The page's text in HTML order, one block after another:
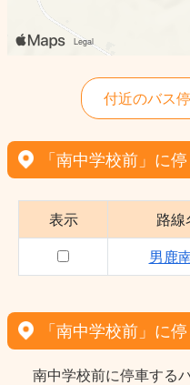
付近のバス
「南中学校前」に
表示 路線
男鹿
「南中学校前」に
南中学校前に停車する